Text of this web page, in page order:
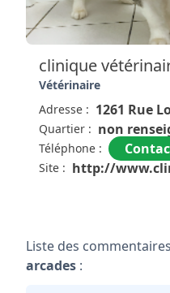
clinique
Vétérinaire
Adresse : 1261 Rue
Quartier : non
Téléphone :
Site : http://
Liste des commentaires
arcades :